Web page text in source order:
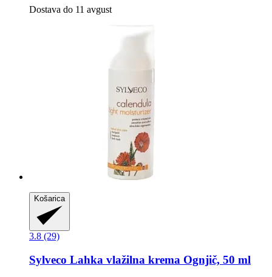
Dostava do 11 avgust
Košarica
3.8 (29)
Sylveco Lahka vlažilna krema Ognjič, 50 ml